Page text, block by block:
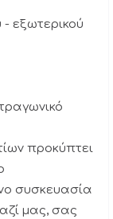
εξωτερικού
προκύπτει
συσκευασία
μας, σας